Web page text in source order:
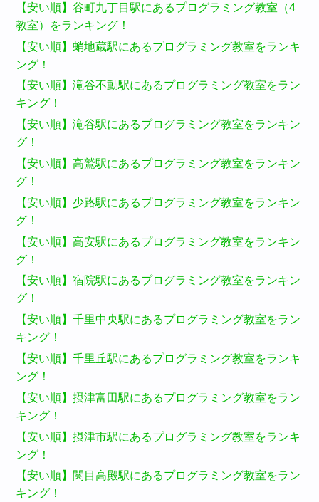
【安い順】谷町九丁目駅にあるプログラミング教室（4
教室）をランキング！
【安い順】蛸地蔵駅にあるプログラミング教室をランキ
ング！
【安い順】滝谷不動駅にあるプログラミング教室をラン
キング！
【安い順】滝谷駅にあるプログラミング教室をランキン
グ！
【安い順】高鷲駅にあるプログラミング教室をランキン
グ！
【安い順】少路駅にあるプログラミング教室をランキン
グ！
【安い順】高安駅にあるプログラミング教室をランキン
グ！
【安い順】宿院駅にあるプログラミング教室をランキン
グ！
【安い順】千里中央駅にあるプログラミング教室をラン
キング！
【安い順】千里丘駅にあるプログラミング教室をランキ
ング！
【安い順】摂津富田駅にあるプログラミング教室をラン
キング！
【安い順】摂津市駅にあるプログラミング教室をランキ
ング！
【安い順】関目高殿駅にあるプログラミング教室をラン
キング！